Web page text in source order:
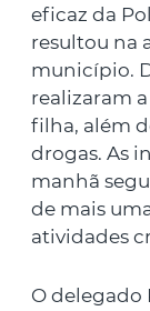
eficaz da
resultou na
município.
realizaram
filha, além
drogas. As
manhã
de mais
atividades
O delegado